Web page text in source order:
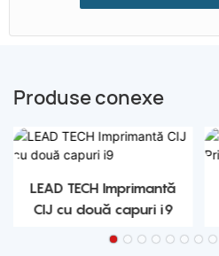
Produse conexe
LEAD TECH Imprimantă
CIJ cu două capuri i9